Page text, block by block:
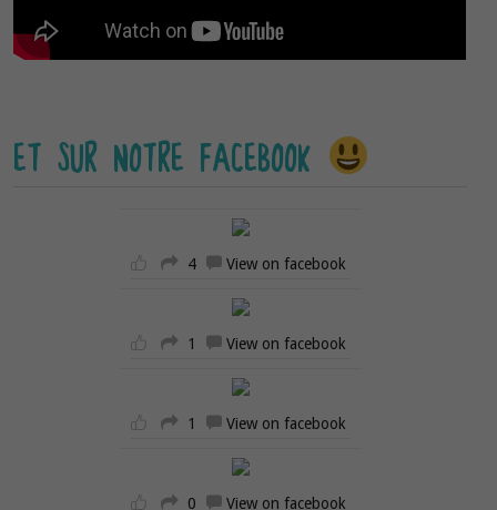
ET SUR NOTRE FACEBOOK
4 View on facebook
1 View on facebook
1 View on facebook
0 View on facebook